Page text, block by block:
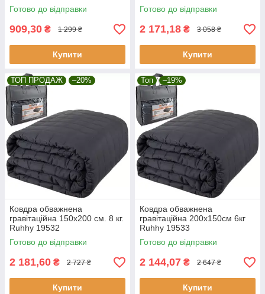
Готово до відправки
909,30 ₴ 1 299 ₴
Купити
Готово до відправки
2 171,18 ₴ 3 058 ₴
Купити
ТОП ПРОДАЖ –20%
Ковдра обважнена
гравітаційна 150х200 см. 8 кг.
Ruhhy 19532
Готово до відправки
2 181,60 ₴ 2 727 ₴
Купити
Топ –19%
Ковдра обважнена
гравітаційна 200х150см 6кг
Ruhhy 19533
Готово до відправки
2 144,07 ₴ 2 647 ₴
Купити